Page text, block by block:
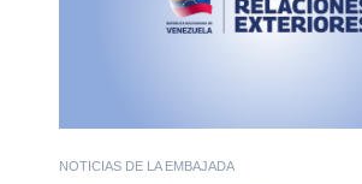
NOTICIAS DE LA EMBAJADA